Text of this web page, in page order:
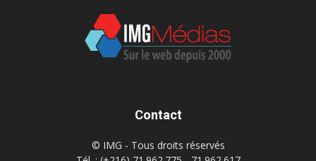
Contact
© IMG - Tous droits réservés